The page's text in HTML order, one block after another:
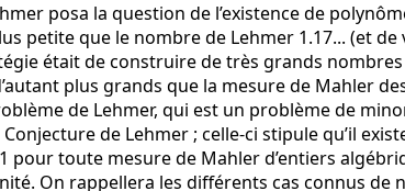
posa la question de l’existence de
petite que le nombre de Lehmer 1.17... (et
était de construire de très grands
plus grands que la mesure de Mahler
de Lehmer, qui est un problème de
de Lehmer ; celle-ci stipule qu’il
pour toute mesure de Mahler d’entiers
On rappellera les différents cas connus